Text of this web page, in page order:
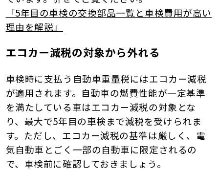
「5年目の車検の交換部品一覧と車検費用が高い
理由を解説」
エコカー減税の対象から外れる
車検時に支払う自動車重量税にはエコカー減税
が適用されます。自動車の燃費性能が一定基準
を満たしている車はエコカー減税の対象とな
り、最大で5年目の車検まで減税を受けられま
す。ただし、エコカー減税の基準は厳しく、電
気自動車とごく一部の自動車に限定されるの
で、車検前に確認しておきましょう。